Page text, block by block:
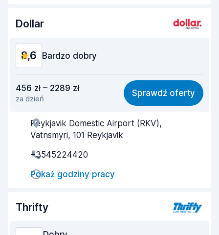
Dollar
8,6 Bardzo dobry
8,6
Łatwość znalezienia 8,2
Pomocność przedstawiciela
Stan samochodu 9,1
456 zł – 2289 zł
za dzień
Sprawdź oferty
Reykjavik Domestic Airport (RKV),
Vatnsmyri, 101 Reykjavik
+3545224420
Pokaż godziny pracy
Thrifty